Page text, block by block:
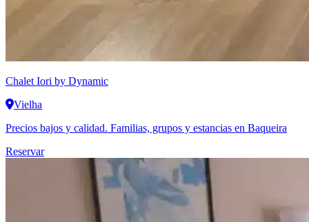
Chalet Iori by Dynamic
Vielha
Precios bajos y calidad. Familias, grupos y estancias en Baqueira
Reservar